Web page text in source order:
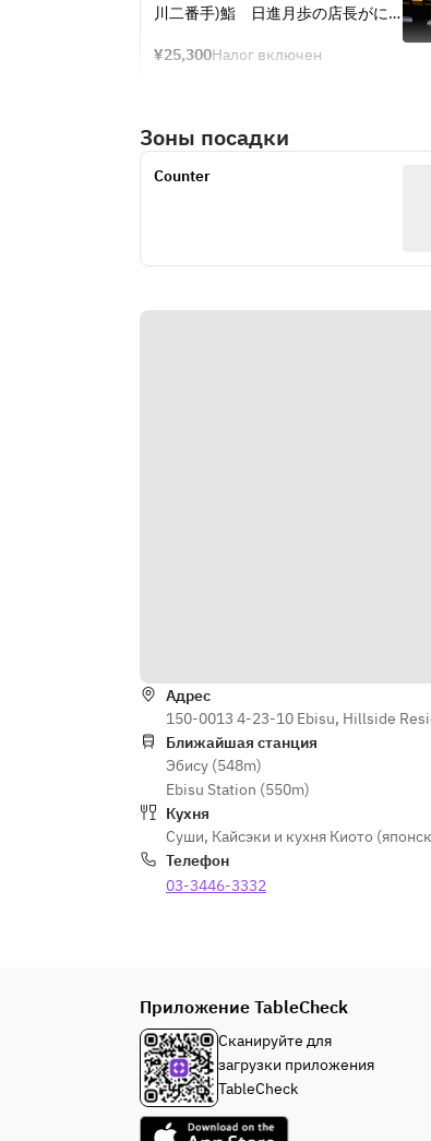
川二番手)鮨　日進月歩の店長がに
¥25,300Налог включен
Зоны посадки
Counter
Адрес
150-0013 4-23-10 Ebisu, Hillside
Ближайшая станция
Эбису (548m)
Ebisu Station (550m)
Кухня
Суши, Кайсэки и кухня Киото
Телефон
03-3446-3332
Приложение TableCheck
Сканируйте для
загрузки приложения
TableCheck